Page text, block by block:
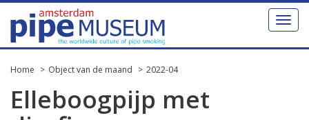
Toggle
Home Object van de maand 2022-04
Elleboogpijp met